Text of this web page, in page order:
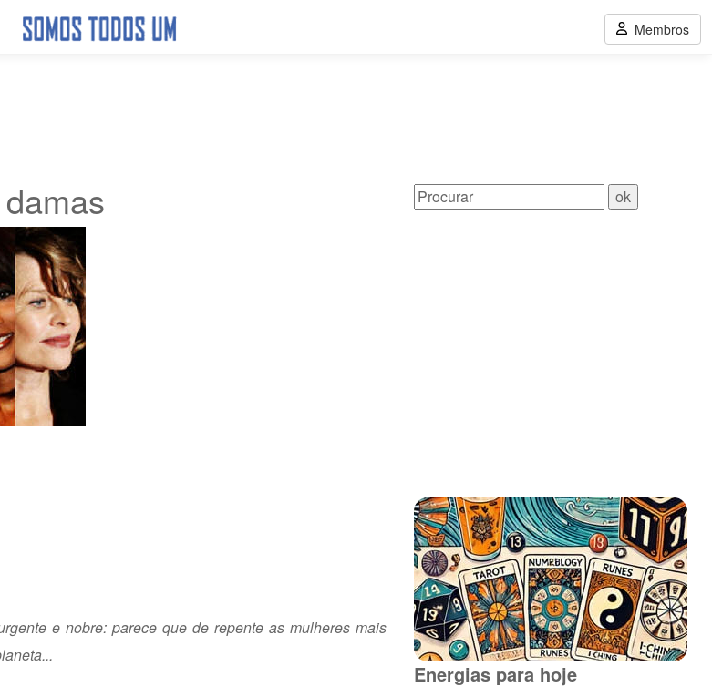
e nobre: parece que de repente as mulheres mais
Energias para hoje
Membros